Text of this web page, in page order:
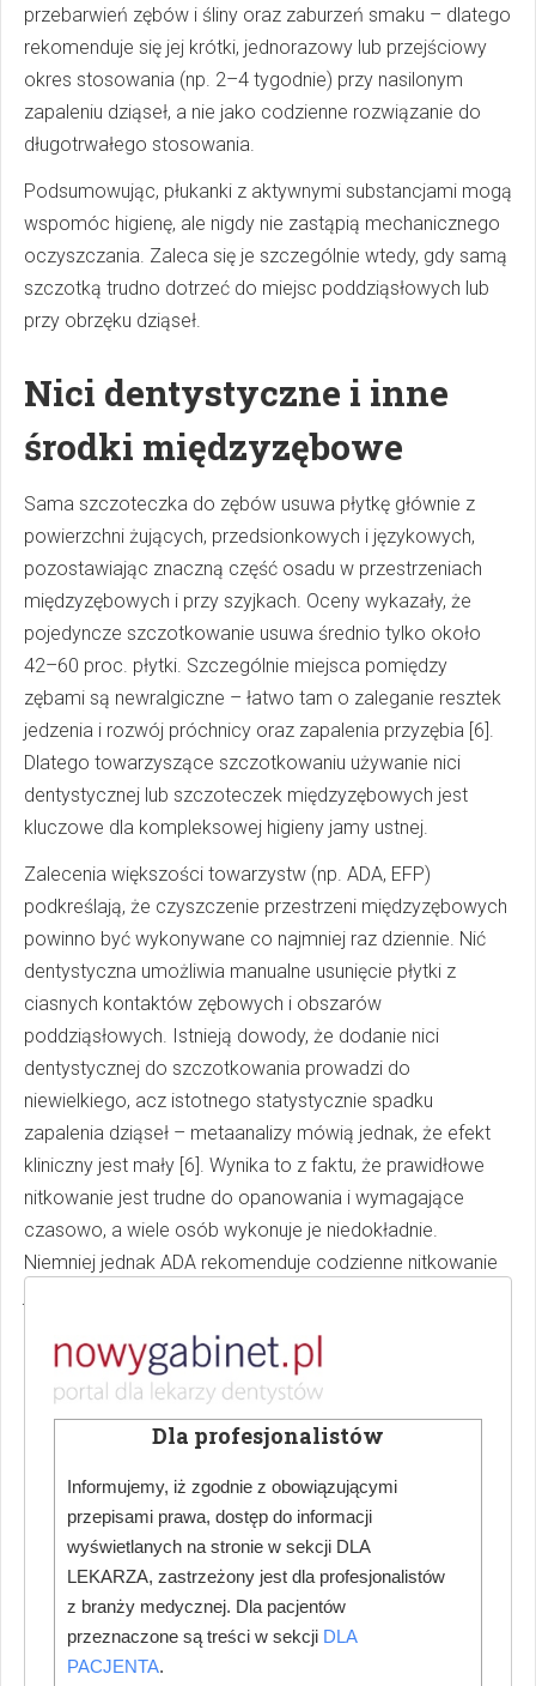
przebarwień zębów i śliny oraz zaburzeń smaku – dlatego
rekomenduje się jej krótki, jednorazowy lub przejściowy
okres stosowania (np. 2–4 tygodnie) przy nasilonym
zapaleniu dziąseł, a nie jako codzienne rozwiązanie do
długotrwałego stosowania.
Podsumowując, płukanki z aktywnymi substancjami mogą
wspomóc higienę, ale nigdy nie zastąpią mechanicznego
oczyszczania. Zaleca się je szczególnie wtedy, gdy samą
szczotką trudno dotrzeć do miejsc poddziąsłowych lub
przy obrzęku dziąseł.
Nici dentystyczne i inne
środki międzyzębowe
Sama szczoteczka do zębów usuwa płytkę głównie z
powierzchni żujących, przedsionkowych i językowych,
pozostawiając znaczną część osadu w przestrzeniach
międzyzębowych i przy szyjkach. Oceny wykazały, że
pojedyncze szczotkowanie usuwa średnio tylko około
42–60 proc. płytki. Szczególnie miejsca pomiędzy
zębami są newralgiczne – łatwo tam o zaleganie resztek
jedzenia i rozwój próchnicy oraz zapalenia przyzębia [6].
Dlatego towarzyszące szczotkowaniu używanie nici
dentystycznej lub szczoteczek międzyzębowych jest
kluczowe dla kompleksowej higieny jamy ustnej.
Zalecenia większości towarzystw (np. ADA, EFP)
podkreślają, że czyszczenie przestrzeni międzyzębowych
powinno być wykonywane co najmniej raz dziennie. Nić
dentystyczna umożliwia manualne usunięcie płytki z
ciasnych kontaktów zębowych i obszarów
poddziąsłowych. Istnieją dowody, że dodanie nici
dentystycznej do szczotkowania prowadzi do
niewielkiego, acz istotnego statystycznie spadku
zapalenia dziąseł – metaanalizy mówią jednak, że efekt
kliniczny jest mały [6]. Wynika to z faktu, że prawidłowe
nitkowanie jest trudne do opanowania i wymagające
czasowo, a wiele osób wykonuje je niedokładnie.
Niemniej jednak ADA rekomenduje codzienne nitkowanie
dla pacjenta i nauczyć go prawidłowej metody
nitkowania. Zadanie to może być również wykonane
przez higienistkę. W celu osiągnięcia sukcesu należy
wizytach kontrolnych oraz rozmawiać o trudnościach, z
którymi spotyka się pacjent.
Alternatywą lub uzupełnieniem nici są szczoteczki
międzyzębowe. Badania pokazują, że szczoteczki
międzyzębowe są co najmniej tak samo skuteczne jak nić
w redukcji płytki nazębnej, a często skuteczniejsze [6].
Dla profesjonalistów
Informujemy, iż zgodnie z obowiązującymi
przepisami prawa, dostęp do informacji
wyświetlanych na stronie w sekcji DLA
LEKARZA, zastrzeżony jest dla profesjonalistów
z branży medycznej. Dla pacjentów
przeznaczone są treści w sekcji DLA
PACJENTA.